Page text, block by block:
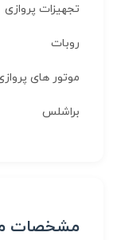
تجهیزات پروازی
روبات
موتور های
براشلس
مشخصات